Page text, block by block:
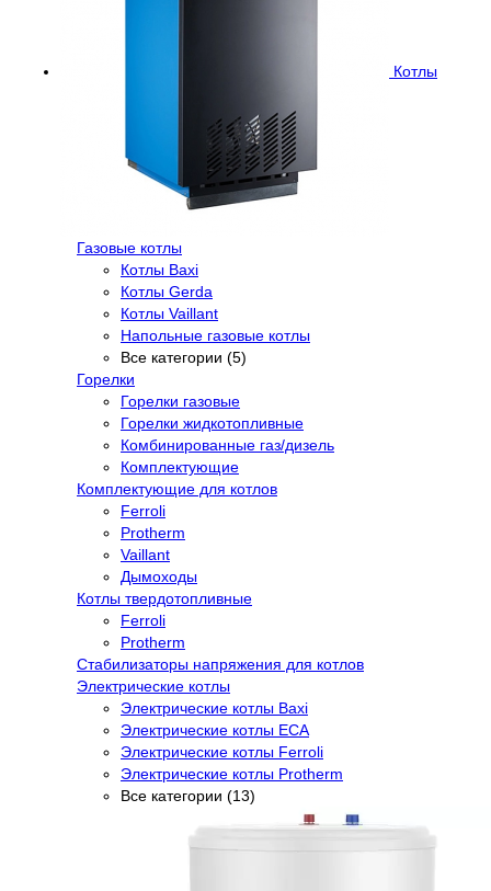
Котлы
Газовые котлы
Котлы Baxi
Котлы Gerda
Котлы Vaillant
Напольные газовые котлы
Все категории (5)
Горелки
Горелки газовые
Горелки жидкотопливные
Комбинированные газ/дизель
Комплектующие
Комплектующие для котлов
Ferroli
Protherm
Vaillant
Дымоходы
Котлы твердотопливные
Ferroli
Protherm
Стабилизаторы напряжения для котлов
Электрические котлы
Электрические котлы Baxi
Электрические котлы ECA
Электрические котлы Ferroli
Электрические котлы Protherm
Все категории (13)